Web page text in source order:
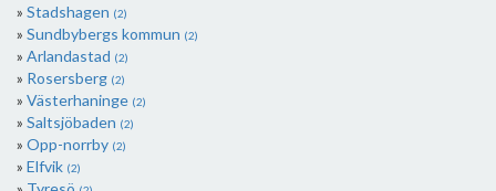
Stadshagen (2)
Sundbybergs kommun (2)
Arlandastad (2)
Rosersberg (2)
Västerhaninge (2)
Saltsjöbaden (2)
Opp-norrby (2)
Elfvik (2)